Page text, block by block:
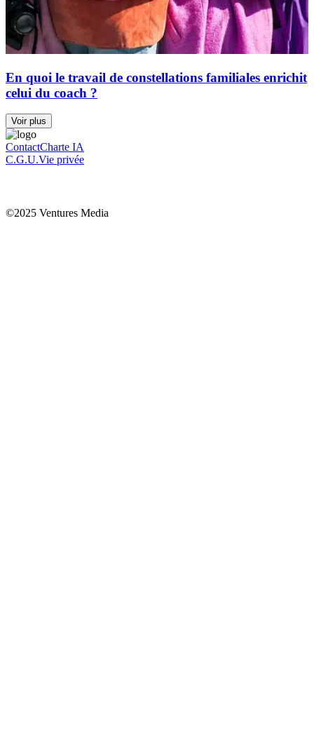
En quoi le travail de constellations familiales enrichit
celui du coach ?
Voir plus
ContactCharte IA
C.G.U.Vie privée
©2025 Ventures Media